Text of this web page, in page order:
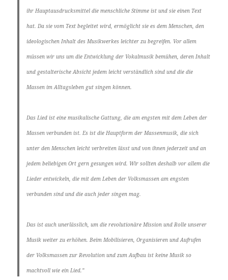
ihr Hauptausdrucksmittel die menschliche Stimme ist und sie einen Text
hat. Da sie vom Text begleitet wird, ermöglicht sie es dem Menschen, den
ideologischen Inhalt des Musikwerkes leichter zu begreifen. Vor allem
müssen wir uns um die Entwicklung der Vokalmusik bemühen, deren Inhalt
und gestalterische Absicht jedem leicht verständlich sind und die die
Massen im Alltagsleben gut singen können.
Das Lied ist eine musikalische Gattung, die am engsten mit dem Leben der
Massen verbunden ist. Es ist die Hauptform der Massenmusik, die sich
unter den Menschen leicht verbreiten lässt und von ihnen jederzeit und an
jedem beliebigen Ort gern gesungen wird. Wir sollten deshalb vor allem die
Lieder entwickeln, die mit dem Leben der Volksmassen am engsten
verbunden sind und die auch jeder singen mag.
Das ist auch unerlässlich, um die revolutionäre Mission und Rolle unserer
Musik weiter zu erhöhen. Beim Mobilisieren, Organisieren und Aufrufen
der Volksmassen zur Revolution und zum Aufbau ist keine Musik so
machtvoll wie ein Lied.”